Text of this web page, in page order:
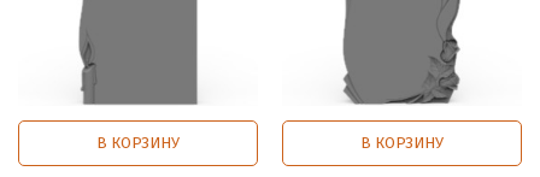
В КОРЗИНУ В КОРЗИНУ